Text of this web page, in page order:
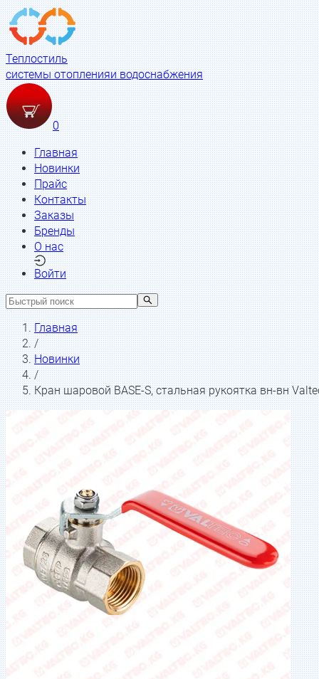
Теплостиль
системы отопленияи водоснабжения
0
Главная
Новинки
Прайс
Контакты
Заказы
Бренды
О нас
Войти
Главная
/
Новинки
/
Кран шаровой BASE-S, стальная рукоятка вн-вн